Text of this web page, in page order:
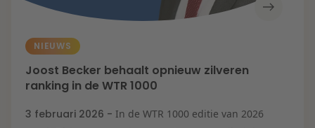
NIEUWS
Joost Becker behaalt opnieuw zilveren
ranking in de WTR 1000
3 februari 2026 - In de WTR 1000 editie van 2026